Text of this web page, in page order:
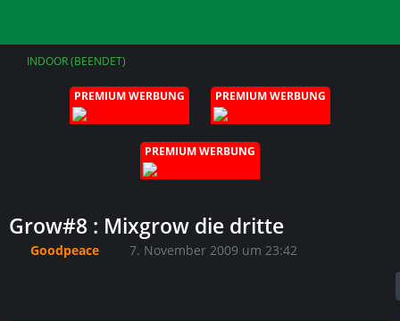
INDOOR (BEENDET)
PREMIUM WERBUNG PREMIUM WERBUNG
PREMIUM WERBUNG
Grow#8 : Mixgrow die dritte
Goodpeace 7. November 2009 um 23:42